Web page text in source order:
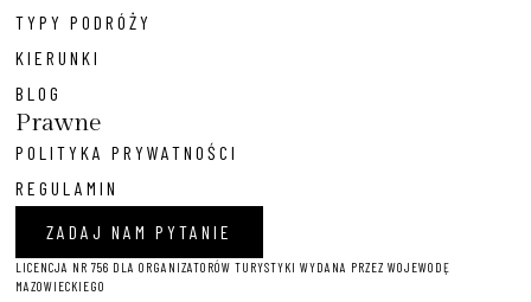
TYPY PODRÓŻY
KIERUNKI
BLOG
Prawne
POLITYKA PRYWATNOŚCI
REGULAMIN
ZADAJ NAM PYTANIE
LICENCJA NR 756 DLA ORGANIZATORÓW TURYSTYKI WYDANA PRZEZ WOJEWODĘ
MAZOWIECKIEGO